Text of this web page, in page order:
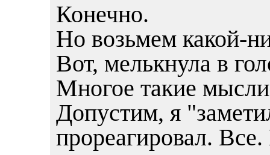
Конечно.
Но возьмем какой-
Вот, мелькнула в
Многое такие
Допустим, я
прореагировал.